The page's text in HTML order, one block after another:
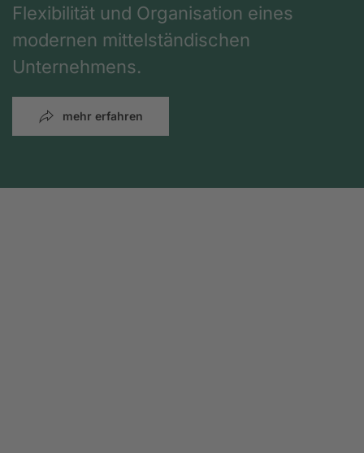
Flexibilität und Organisation eines
modernen mittelständischen
Unternehmens.
mehr erfahren